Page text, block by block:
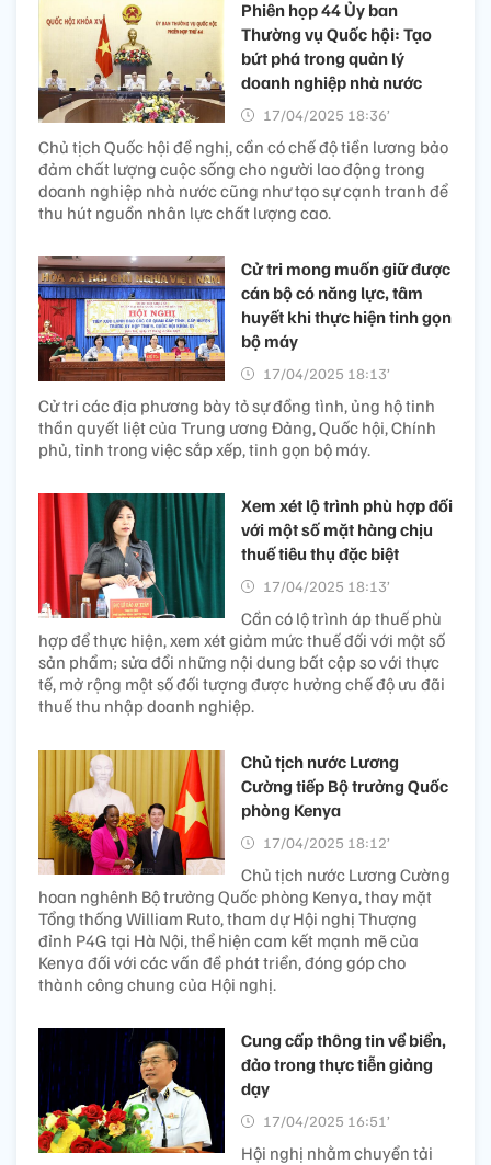
Phiên họp 44 Ủy ban
Thường vụ Quốc hội: Tạo
bứt phá trong quản lý
doanh nghiệp nhà nước
17/04/2025 18:36’
Chủ tịch Quốc hội đề nghị, cần có chế độ tiền lương bảo
đảm chất lượng cuộc sống cho người lao động trong
doanh nghiệp nhà nước cũng như tạo sự cạnh tranh để
thu hút nguồn nhân lực chất lượng cao.
Cử tri mong muốn giữ được
cán bộ có năng lực, tâm
huyết khi thực hiện tinh gọn
bộ máy
17/04/2025 18:13’
Cử tri các địa phương bày tỏ sự đồng tình, ủng hộ tinh
thần quyết liệt của Trung ương Đảng, Quốc hội, Chính
phủ, tỉnh trong việc sắp xếp, tinh gọn bộ máy.
Xem xét lộ trình phù hợp đối
với một số mặt hàng chịu
thuế tiêu thụ đặc biệt
17/04/2025 18:13’
Cần có lộ trình áp thuế phù
hợp để thực hiện, xem xét giảm mức thuế đối với một số
sản phẩm; sửa đổi những nội dung bất cập so với thực
tế, mở rộng một số đối tượng được hưởng chế độ ưu đãi
thuế thu nhập doanh nghiệp.
Chủ tịch nước Lương
Cường tiếp Bộ trưởng Quốc
phòng Kenya
17/04/2025 18:12’
Chủ tịch nước Lương Cường
hoan nghênh Bộ trưởng Quốc phòng Kenya, thay mặt
Tổng thống William Ruto, tham dự Hội nghị Thượng
đỉnh P4G tại Hà Nội, thể hiện cam kết mạnh mẽ của
Kenya đối với các vấn đề phát triển, đóng góp cho
thành công chung của Hội nghị.
Cung cấp thông tin về biển,
đảo trong thực tiễn giảng
dạy
17/04/2025 16:51’
Hội nghị nhằm chuyển tải